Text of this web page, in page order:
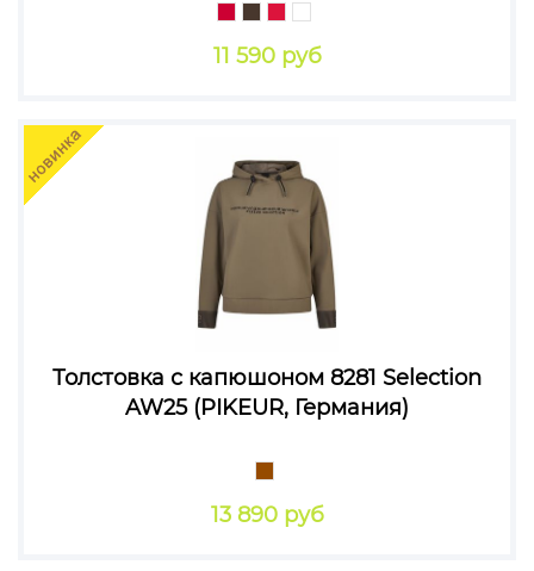
11 590 руб
Толстовка с капюшоном 8281 Selection
AW25 (PIKEUR, Германия)
13 890 руб